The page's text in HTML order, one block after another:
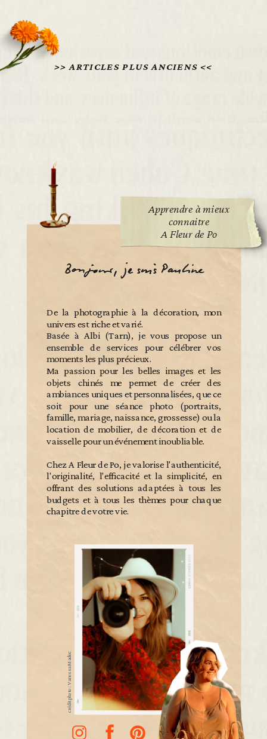
>> ARTICLES PLUS ANCIENS <<
Apprendre à mieux
connaitre
A Fleur de Po
De la photographie à la décoration, mon
univers est riche et varié.
Basée à Albi (Tarn), je vous propose un
ensemble de services pour célébrer vos
moments les plus précieux.
Ma passion pour les belles images et les
objets chinés me permet de créer des
ambiances uniques et personnalisées, que ce
soit pour une séance photo (portraits,
famille, mariage, naissance, grossesse) ou la
location de mobilier, de décoration et de
vaisselle pour un événement inoubliable.
Chez A Fleur de Po, je valorise l'authenticité,
l'originalité, l'efficacité et la simplicité, en
offrant des solutions adaptées à tous les
budgets et à tous les thèmes pour chaque
chapitre de votre vie.
Bonjour, je suis Pauline
crédit photo : Vanessa Madec